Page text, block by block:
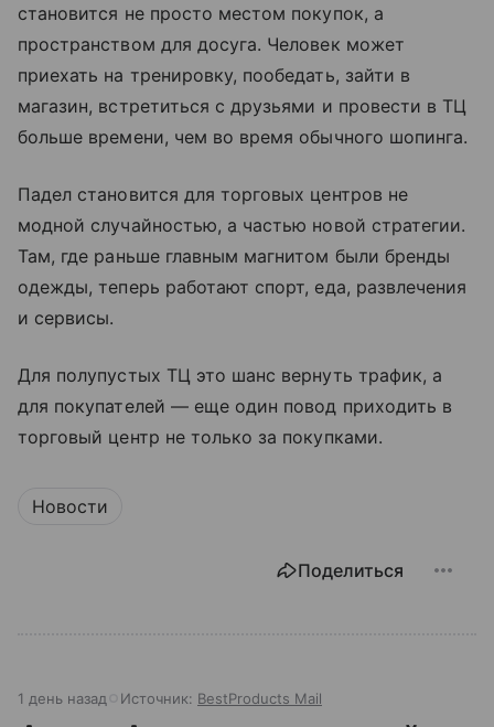
становится не просто местом покупок, а
пространством для досуга. Человек может
приехать на тренировку, пообедать, зайти в
магазин, встретиться с друзьями и провести в ТЦ
больше времени, чем во время обычного шопинга.
Падел становится для торговых центров не
модной случайностью, а частью новой стратегии.
Там, где раньше главным магнитом были бренды
одежды, теперь работают спорт, еда, развлечения
и сервисы.
Для полупустых ТЦ это шанс вернуть трафик, а
для покупателей — еще один повод приходить в
торговый центр не только за покупками.
Новости
Поделиться
1 день назад Источник: BestProducts Mail